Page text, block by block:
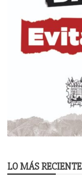
LO MÁS RECIENTE